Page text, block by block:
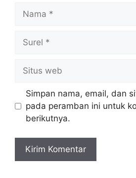
Nama
Surel
Situs
web
Simpan nama, email, dan
pada peramban ini untuk
berikutnya.